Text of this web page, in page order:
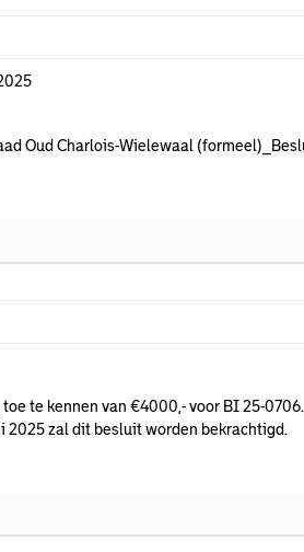
Oud Charlois-Wielewaal
te kennen van €4000,- voor BI 25-0706.
2025 zal dit besluit worden bekrachtigd.